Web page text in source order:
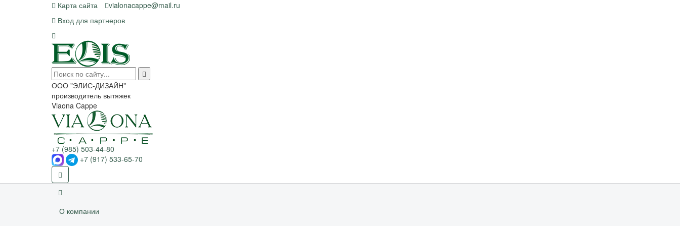
Карта сайта
vialonacappe@mail.ru
Вход для партнеров
ООО "ЭЛИС-ДИЗАЙН"
производитель вытяжек
Viaona Cappe
+7 (985) 503-44-80
+7 (917) 533-65-70
О компании